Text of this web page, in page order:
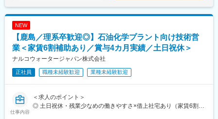
新たな体制でスタートします。
NWJは、その事業・技術・顧客との信頼関係を確実に引き継ぎな
がら、組織としては「新生NWJ」としての第一フェーズにありま
す。
は、これから形にしていく。そんな希少なタイミングでの募集で
す！
変更の範囲：会社の定める業務
■業務詳細：
＜主な職務内容＞
・石油精製・石油化学メーカーへの技術営業活動
・プラント（ボイラー、冷却水、各種プロセス系）の運転状況・
・分析データ・運転条件をもとにした技術的な説明、改善提案
・顧客との技術ディスカッション、条件調整・交渉
NEW
【鹿島／理系卒歓迎◎】石油化学プラント向け技術営
業＜家賃6割補助あり／賞与4カ月実績／土日祝休＞
ナルコウォータージャパン株式会社
正社員 職種未経験歓迎 業種未経験歓迎
仕事内容
＜求人のポイント＞
◎ 土日祝休・残業少なめの働きやすさ×借上社宅あり（家賃6割会